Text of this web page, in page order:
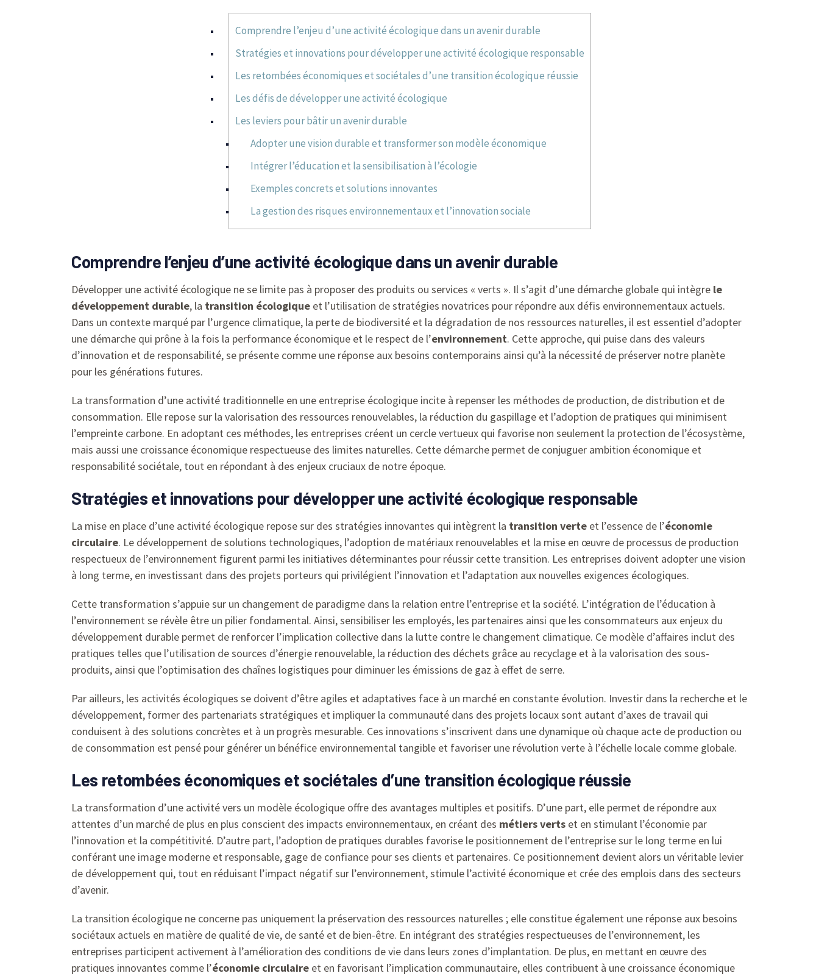
Comprendre l’enjeu d’une activité écologique dans un avenir durable
Stratégies et innovations pour développer une activité écologique responsable
Les retombées économiques et sociétales d’une transition écologique réussie
Les défis de développer une activité écologique
Les leviers pour bâtir un avenir durable
Adopter une vision durable et transformer son modèle économique
Intégrer l’éducation et la sensibilisation à l’écologie
Exemples concrets et solutions innovantes
La gestion des risques environnementaux et l’innovation sociale
Comprendre l’enjeu d’une activité écologique dans un avenir durable
Développer une activité écologique ne se limite pas à proposer des produits ou services « verts ». Il s’agit d’une démarche globale qui intègre le
développement durable, la transition écologique et l’utilisation de stratégies novatrices pour répondre aux défis environnementaux actuels.
Dans un contexte marqué par l’urgence climatique, la perte de biodiversité et la dégradation de nos ressources naturelles, il est essentiel d’adopter
une démarche qui prône à la fois la performance économique et le respect de l’environnement. Cette approche, qui puise dans des valeurs
d’innovation et de responsabilité, se présente comme une réponse aux besoins contemporains ainsi qu’à la nécessité de préserver notre planète
pour les générations futures.
La transformation d’une activité traditionnelle en une entreprise écologique incite à repenser les méthodes de production, de distribution et de
consommation. Elle repose sur la valorisation des ressources renouvelables, la réduction du gaspillage et l’adoption de pratiques qui minimisent
l’empreinte carbone. En adoptant ces méthodes, les entreprises créent un cercle vertueux qui favorise non seulement la protection de l’écosystème,
mais aussi une croissance économique respectueuse des limites naturelles. Cette démarche permet de conjuguer ambition économique et
responsabilité sociétale, tout en répondant à des enjeux cruciaux de notre époque.
Stratégies et innovations pour développer une activité écologique responsable
La mise en place d’une activité écologique repose sur des stratégies innovantes qui intègrent la transition verte et l’essence de l’économie
circulaire. Le développement de solutions technologiques, l’adoption de matériaux renouvelables et la mise en œuvre de processus de production
respectueux de l’environnement figurent parmi les initiatives déterminantes pour réussir cette transition. Les entreprises doivent adopter une vision
à long terme, en investissant dans des projets porteurs qui privilégient l’innovation et l’adaptation aux nouvelles exigences écologiques.
Cette transformation s’appuie sur un changement de paradigme dans la relation entre l’entreprise et la société. L’intégration de l’éducation à
l’environnement se révèle être un pilier fondamental. Ainsi, sensibiliser les employés, les partenaires ainsi que les consommateurs aux enjeux du
développement durable permet de renforcer l’implication collective dans la lutte contre le changement climatique. Ce modèle d’affaires inclut des
pratiques telles que l’utilisation de sources d’énergie renouvelable, la réduction des déchets grâce au recyclage et à la valorisation des sous-
produits, ainsi que l’optimisation des chaînes logistiques pour diminuer les émissions de gaz à effet de serre.
Par ailleurs, les activités écologiques se doivent d’être agiles et adaptatives face à un marché en constante évolution. Investir dans la recherche et le
développement, former des partenariats stratégiques et impliquer la communauté dans des projets locaux sont autant d’axes de travail qui
conduisent à des solutions concrètes et à un progrès mesurable. Ces innovations s’inscrivent dans une dynamique où chaque acte de production ou
de consommation est pensé pour générer un bénéfice environnemental tangible et favoriser une révolution verte à l’échelle locale comme globale.
Les retombées économiques et sociétales d’une transition écologique réussie
La transformation d’une activité vers un modèle écologique offre des avantages multiples et positifs. D’une part, elle permet de répondre aux
attentes d’un marché de plus en plus conscient des impacts environnementaux, en créant des métiers verts et en stimulant l’économie par
l’innovation et la compétitivité. D’autre part, l’adoption de pratiques durables favorise le positionnement de l’entreprise sur le long terme en lui
conférant une image moderne et responsable, gage de confiance pour ses clients et partenaires. Ce positionnement devient alors un véritable levier
de développement qui, tout en réduisant l’impact négatif sur l’environnement, stimule l’activité économique et crée des emplois dans des secteurs
d’avenir.
La transition écologique ne concerne pas uniquement la préservation des ressources naturelles ; elle constitue également une réponse aux besoins
sociétaux actuels en matière de qualité de vie, de santé et de bien-être. En intégrant des stratégies respectueuses de l’environnement, les
entreprises participent activement à l’amélioration des conditions de vie dans leurs zones d’implantation. De plus, en mettant en œuvre des
pratiques innovantes comme l’économie circulaire et en favorisant l’implication communautaire, elles contribuent à une croissance économique